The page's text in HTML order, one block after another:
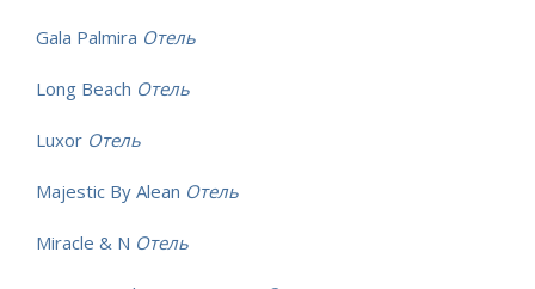
Gala Palmira Отель
Long Beach Отель
Luxor Отель
Majestic By Alean Отель
Miracle & N Отель